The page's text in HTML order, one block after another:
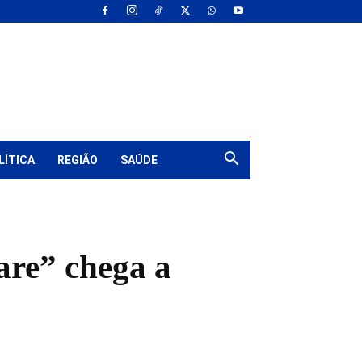
REGIÃO SAÚDE
chega a